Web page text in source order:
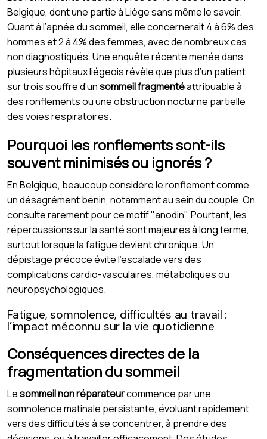
Belgique, dont une partie à Liège sans même le savoir.
Quant à l’apnée du sommeil, elle concernerait 4 à 6% des
hommes et 2 à 4% des femmes, avec de nombreux cas
non diagnostiqués. Une enquête récente menée dans
plusieurs hôpitaux liégeois révèle que plus d’un patient
sur trois souffre d’unsommeil fragmentéattribuable à
des ronflements ou une obstruction nocturne partielle
des voies respiratoires.
Pourquoi les ronflements sont-ils
souvent minimisés ou ignorés ?
En Belgique, beaucoup considère le ronflement comme
un désagrément bénin, notamment au sein du couple. On
consulte rarement pour ce motif "anodin". Pourtant, les
répercussions sur la santé sont majeures à long terme,
surtout lorsque la fatigue devient chronique. Un
dépistage précoce évite l’escalade vers des
complications cardio-vasculaires, métaboliques ou
neuropsychologiques.
Fatigue, somnolence, difficultés au travail :
l’impact méconnu sur la vie quotidienne
Conséquences directes de la
fragmentation du sommeil
Lesommeil non réparateurcommence par une
somnolence matinale persistante, évoluant rapidement
vers des difficultés à se concentrer, à prendre des